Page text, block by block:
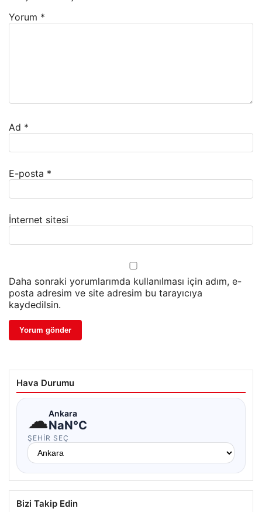
Yorum *
Ad *
E-posta *
İnternet sitesi
Daha sonraki yorumlarımda kullanılması için adım, e-
posta adresim ve site adresim bu tarayıcıya
kaydedilsin.
Hava Durumu
☁Ankara
NaN°C
ŞEHIR SEÇ
Bizi Takip Edin